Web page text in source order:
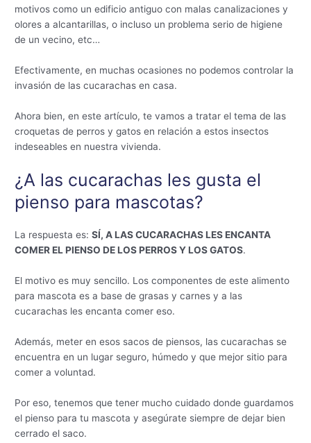
motivos como un edificio antiguo con malas canalizaciones y
olores a alcantarillas, o incluso un problema serio de higiene
de un vecino, etc…
Efectivamente, en muchas ocasiones no podemos controlar la
invasión de las cucarachas en casa.
Ahora bien, en este artículo, te vamos a tratar el tema de las
croquetas de perros y gatos en relación a estos insectos
indeseables en nuestra vivienda.
¿A las cucarachas les gusta el
pienso para mascotas?
La respuesta es:SÍ, A LAS CUCARACHAS LES ENCANTA
COMER EL PIENSO DE LOS PERROS Y LOS GATOS.
El motivo es muy sencillo. Los componentes de este alimento
para mascota es a base de grasas y carnes y a las
cucarachas les encanta comer eso.
Además, meter en esos sacos de piensos, las cucarachas se
encuentra en un lugar seguro, húmedo y que mejor sitio para
comer a voluntad.
Por eso, tenemos que tener mucho cuidado donde guardamos
el pienso para tu mascota y asegúrate siempre de dejar bien
cerrado el saco.